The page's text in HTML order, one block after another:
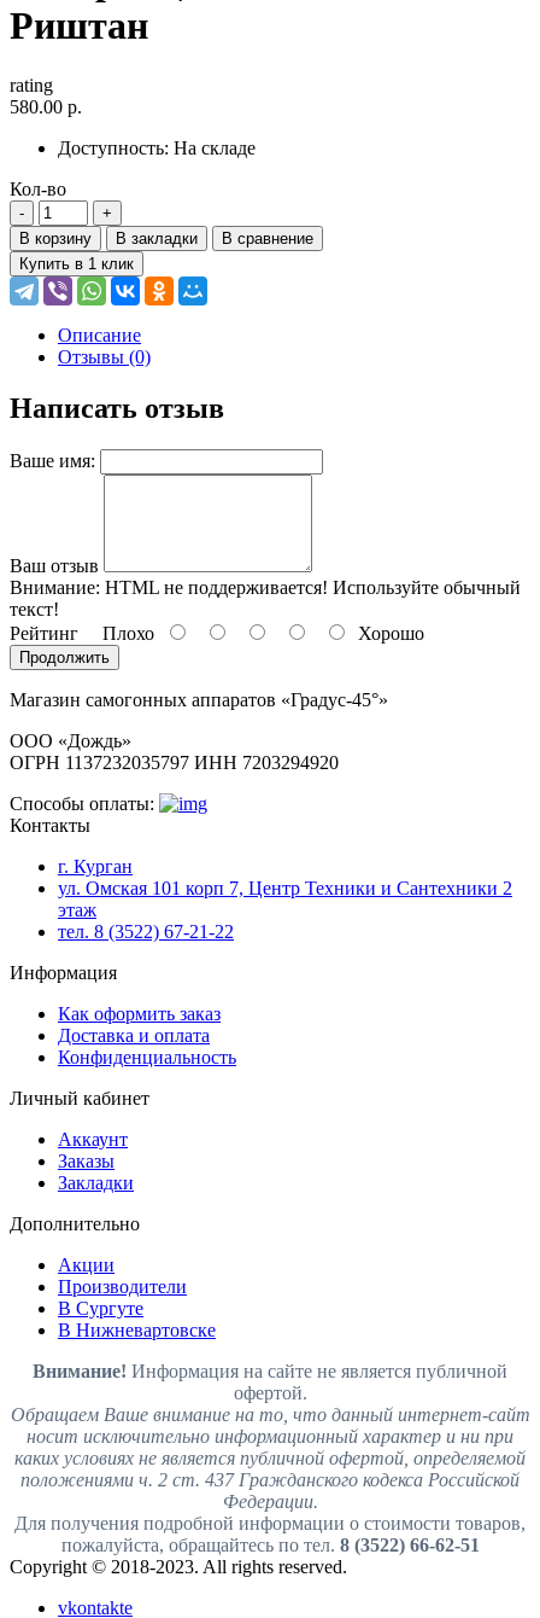
Риштан
rating
580.00 р.
Доступность: На складе
Кол-во
В корзину В закладки
В сравнение
Купить в 1 клик
Описание
Отзывы (0)
Написать отзыв
Ваше имя:
Ваш отзыв
Внимание: HTML не поддерживается! Используйте обычный
текст!
Рейтинг Плохо Хорошо
Продолжить
Магазин самогонных аппаратов «Градус-45°»
ООО «Дождь»
ОГРН 1137232035797 ИНН 7203294920
Способы оплаты:
Контакты
г. Курган
ул. Омская 101 корп 7, Центр Техники и Сантехники 2
этаж
тел. 8 (3522) 67-21-22
Информация
Как оформить заказ
Доставка и оплата
Конфиденциальность
Личный кабинет
Аккаунт
Заказы
Закладки
Дополнительно
Акции
Производители
В Сургуте
В Нижневартовске
Внимание! Информация на сайте не является публичной
офертой.
Обращаем Ваше внимание на то, что данный интернет-сайт
носит исключительно информационный характер и ни при
каких условиях не является публичной офертой, определяемой
положениями ч. 2 ст. 437 Гражданского кодекса Российской
Федерации.
Для получения подробной информации о стоимости товаров,
пожалуйста, обращайтесь по тел. 8 (3522) 66-62-51
Copyright © 2018-2023. All rights reserved.
vkontakte